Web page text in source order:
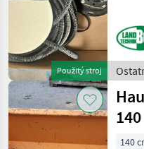
Použitý stroj
/
140
140